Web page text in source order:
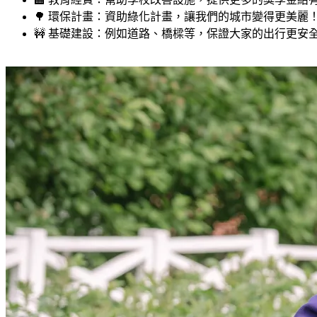
🌳 環保計畫：資助綠化計畫，讓我們的城市變得更美麗
🚧 基礎建設：例如道路、橋樑等，保證大家的出行更安